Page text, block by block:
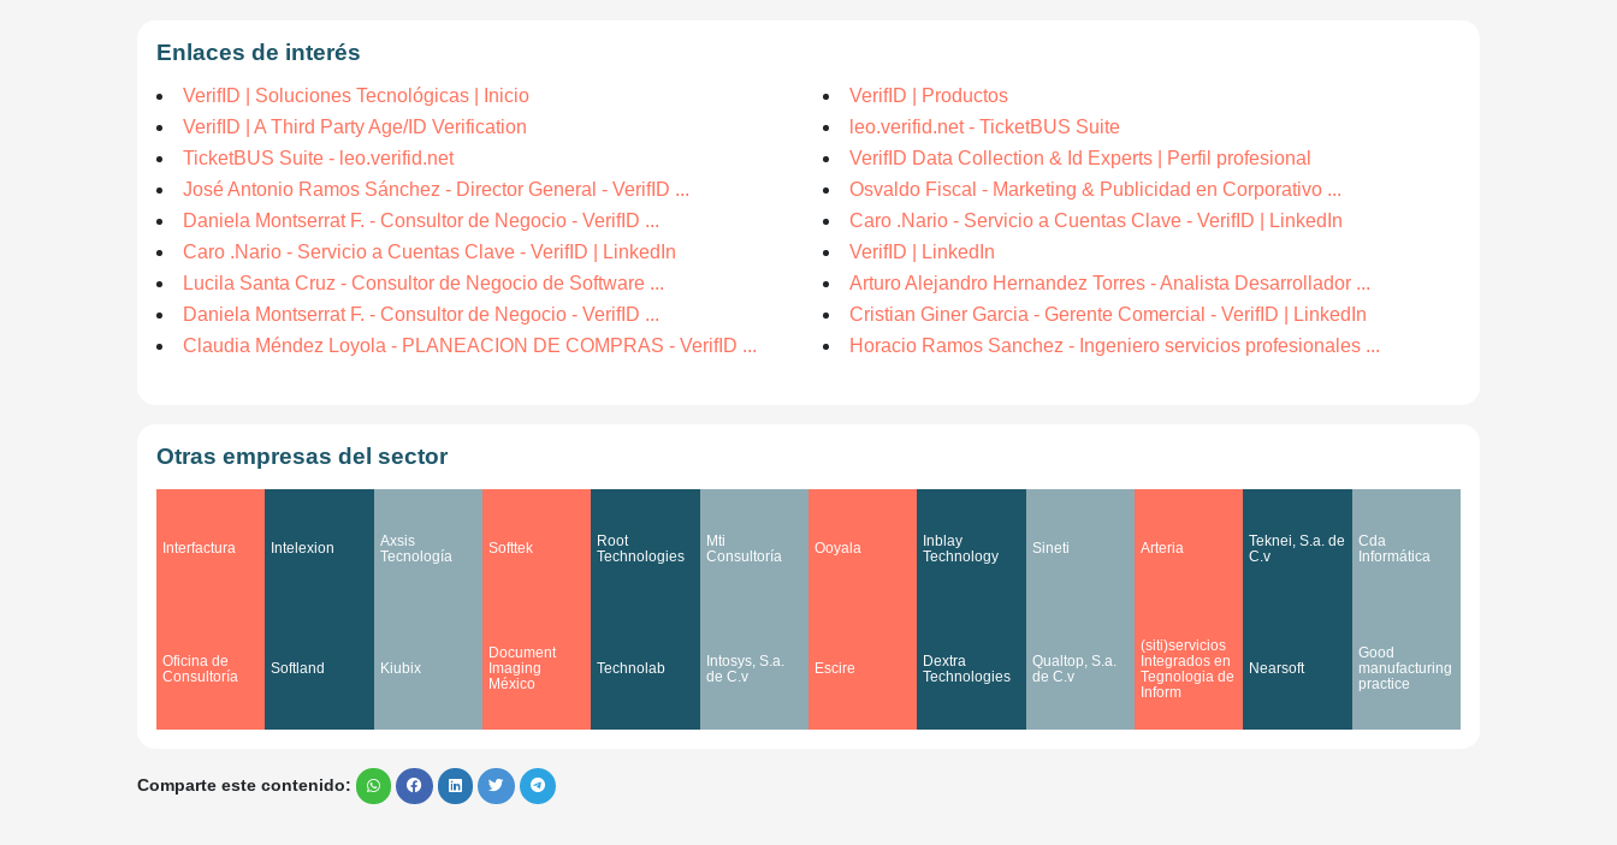
Enlaces de interés
VerifID | Soluciones Tecnológicas | Inicio
VerifID | Productos
VerifID | A Third Party Age/ID Verification
leo.verifid.net - TicketBUS Suite
TicketBUS Suite - leo.verifid.net
VerifID Data Collection & Id Experts | Perfil profesional
José Antonio Ramos Sánchez - Director General - VerifID ...
Osvaldo Fiscal - Marketing & Publicidad en Corporativo ...
Daniela Montserrat F. - Consultor de Negocio - VerifID ...
Caro .Nario - Servicio a Cuentas Clave - VerifID | LinkedIn
Caro .Nario - Servicio a Cuentas Clave - VerifID | LinkedIn
VerifID | LinkedIn
Lucila Santa Cruz - Consultor de Negocio de Software ...
Arturo Alejandro Hernandez Torres - Analista Desarrollador ...
Daniela Montserrat F. - Consultor de Negocio - VerifID ...
Cristian Giner Garcia - Gerente Comercial - VerifID | LinkedIn
Claudia Méndez Loyola - PLANEACION DE COMPRAS - VerifID ...
Horacio Ramos Sanchez - Ingeniero servicios profesionales ...
Otras empresas del sector
Interfactura Intelexion
Axsis
Tecnología
Softtek
Root
Technologies
Mti
Consultoría
Ooyala
Inblay
Technology
Sineti Arteria
Teknei, S.a. de
C.v
Cda
Informática
Oficina de
Consultoría
Softland Kiubix
Document
Imaging
México
Technolab
Intosys, S.a.
de C.v
Escire
Dextra
Technologies
Qualtop, S.a.
de C.v
(siti)servicios
Integrados en
Tegnologia de
Inform
Nearsoft
Good
manufacturing
practice
Comparte este contenido: